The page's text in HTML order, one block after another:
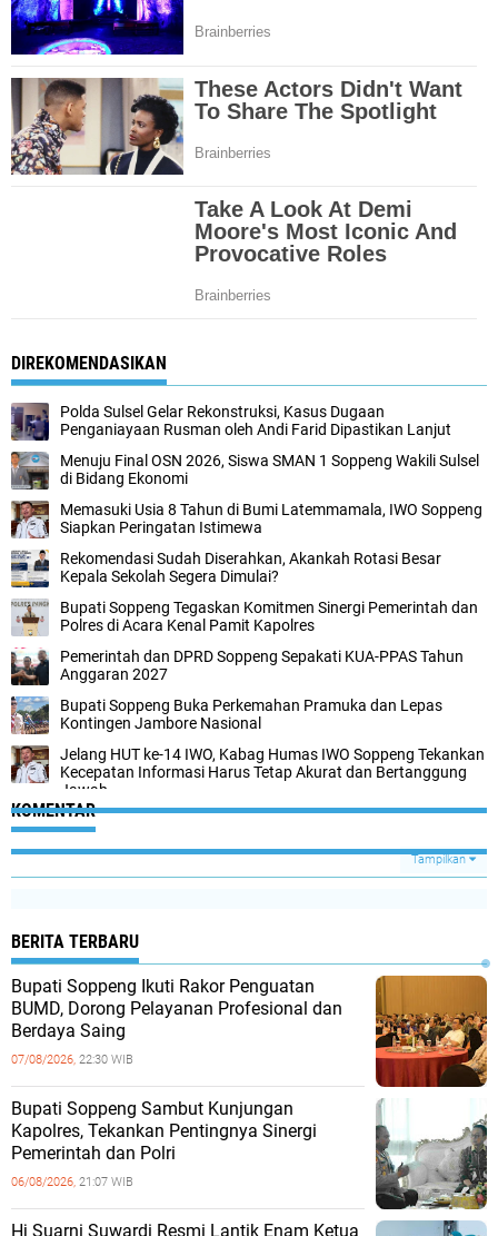
DIREKOMENDASIKAN
Polda Sulsel Gelar Rekonstruksi, Kasus Dugaan
Penganiayaan Rusman oleh Andi Farid Dipastikan Lanjut
Menuju Final OSN 2026, Siswa SMAN 1 Soppeng Wakili Sulsel
di Bidang Ekonomi
Memasuki Usia 8 Tahun di Bumi Latemmamala, IWO Soppeng
Siapkan Peringatan Istimewa
Rekomendasi Sudah Diserahkan, Akankah Rotasi Besar
Kepala Sekolah Segera Dimulai?
Bupati Soppeng Tegaskan Komitmen Sinergi Pemerintah dan
Polres di Acara Kenal Pamit Kapolres
Pemerintah dan DPRD Soppeng Sepakati KUA-PPAS Tahun
Anggaran 2027
Bupati Soppeng Buka Perkemahan Pramuka dan Lepas
Kontingen Jambore Nasional
Jelang HUT ke-14 IWO, Kabag Humas IWO Soppeng Tekankan
Kecepatan Informasi Harus Tetap Akurat dan Bertanggung
Jawab
KOMENTAR
Tampilkan
BERITA TERBARU
Bupati Soppeng Ikuti Rakor Penguatan
BUMD, Dorong Pelayanan Profesional dan
Berdaya Saing
07/08/2026, 22:30 WIB
Bupati Soppeng Sambut Kunjungan
Kapolres, Tekankan Pentingnya Sinergi
Pemerintah dan Polri
06/08/2026, 21:07 WIB
Hj Suarni Suwardi Resmi Lantik Enam Ketua